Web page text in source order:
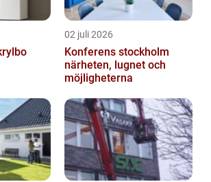
02 juli 2026
Konferens stockholm
närheten, lugnet och
möjligheterna